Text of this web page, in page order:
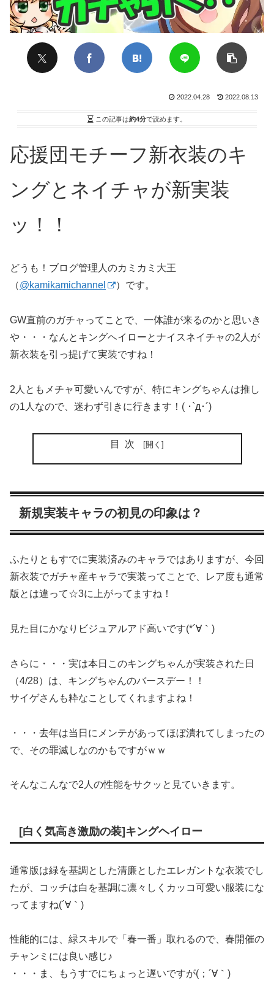
2022.04.28 2022.08.13
この記事は約4分で読めます。
応援団モチーフ新衣装のキ
ングとネイチャが新実装
ッ！！
どうも！ブログ管理人のカミカミ大王
（@kamikamichannel ）です。
GW直前のガチャってことで、一体誰が来るのかと思いき
や・・・なんとキングヘイローとナイスネイチャの2人が
新衣装を引っ提げて実装ですね！
2人ともメチャ可愛いんですが、特にキングちゃんは推し
の1人なので、迷わず引きに行きます！( ･`д･´)
目次
新規実装キャラの初見の印象は？
ふたりともすでに実装済みのキャラではありますが、今回
新衣装でガチャ産キャラで実装ってことで、レア度も通常
版とは違って☆3に上がってますね！
見た目にかなりビジュアルアド高いです(*´∀｀)
さらに・・・実は本日このキングちゃんが実装された日
（4/28）は、キングちゃんのバースデー！！
サイゲさんも粋なことしてくれますよね！
・・・去年は当日にメンテがあってほぼ潰れてしまったの
で、その罪滅しなのかもですがｗｗ
そんなこんなで2人の性能をサクッと見ていきます。
[白く気高き激励の装]キングヘイロー
通常版は緑を基調とした清廉としたエレガントな衣装でし
たが、コッチは白を基調に凛々しくカッコ可愛い服装にな
ってますね(´∀｀)
性能的には、緑スキルで「春一番」取れるので、春開催の
チャンミには良い感じ♪
・・・ま、もうすでにちょっと遅いですが(；´∀｀)